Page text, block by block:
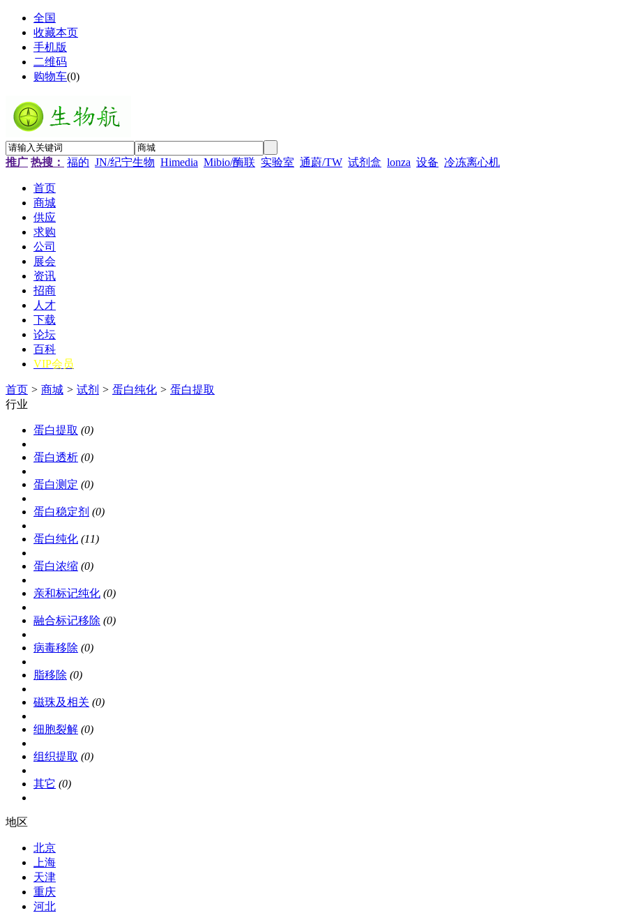
全国
收藏本页
手机版
二维码
购物车(0)
推广 热搜： 福的 JN/纪宁生物 Himedia Mibio/酶联 实验室 通蔚/TW 试剂盒 lonza 设备 冷冻离心机
首页
商城
供应
求购
公司
展会
资讯
招商
人才
下载
论坛
百科
VIP会员
首页 > 商城 > 试剂 > 蛋白纯化 > 蛋白提取
行业
蛋白提取 (0)
蛋白透析 (0)
蛋白测定 (0)
蛋白稳定剂 (0)
蛋白纯化 (11)
蛋白浓缩 (0)
亲和标记纯化 (0)
融合标记移除 (0)
病毒移除 (0)
脂移除 (0)
磁珠及相关 (0)
细胞裂解 (0)
组织提取 (0)
其它 (0)
地区
北京
上海
天津
重庆
河北